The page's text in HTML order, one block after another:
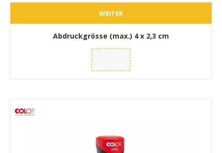
WEITER
Abdruckgrösse (max.) 4 x 2,3 cm